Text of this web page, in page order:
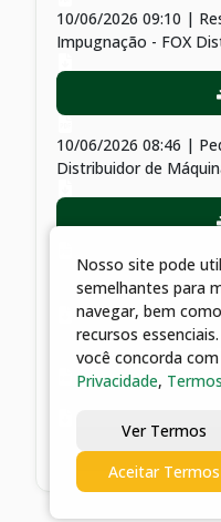
10/06/2026 09:10 |
Impugnação - FOX
10/06/2026 08:46 |
Distribuidor de
27/05/2026 10:51 |
seus anexos
Nosso site pode
semelhantes para
navegar, bem
recursos
você concorda
Privacidade,
Ver Termos
Aceitar Termos